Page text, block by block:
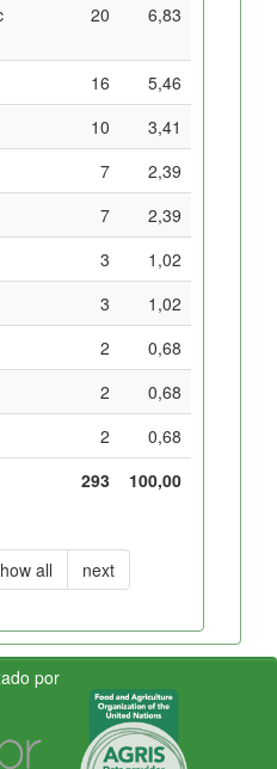
20 6,83
16
5,46
10
3,41
7
2,39
7
2,39
3
1,02
3
1,02
2
0,68
2
0,68
2
0,68
293
100,00
all next
por